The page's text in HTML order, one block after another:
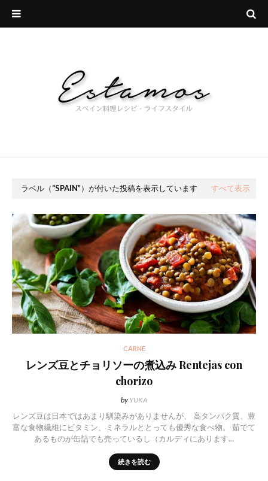
ラベル（ SPAIN ）が付いた投稿を表示しています すべて表示
CARNE
レンズ豆とチョリソーの煮込み Rentejas con
chorizo
by YUKA
レンズ豆は日本ではあまり馴染みがありませんが、 高タンパク質、豊
富な食物繊維にビタミン、ミネラルととっても優秀な食べ物。 茹でて
あるものが缶詰でも売っているし（カルディにあります…
続きを読む